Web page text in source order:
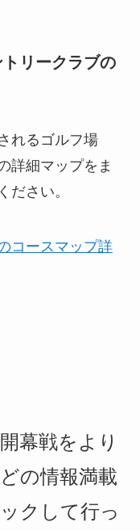
リークラブの
れるゴルフ場
詳細マップをま
ださい。
コースマップ詳
幕戦をより
の情報満載
クして行っ